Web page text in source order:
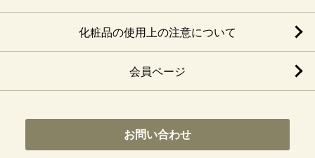
化粧品の使用上の注意について
会員ページ
お問い合わせ